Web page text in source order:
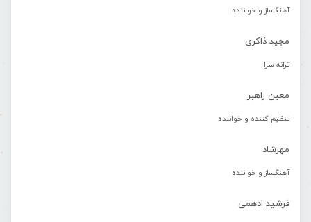
آهنگساز و خواننده
مجید ذاکری
ترانه سرا
معین راهبر
تنظیم کننده و خواننده
مهرشاد
آهنگساز و خواننده
فرشید ادهمی